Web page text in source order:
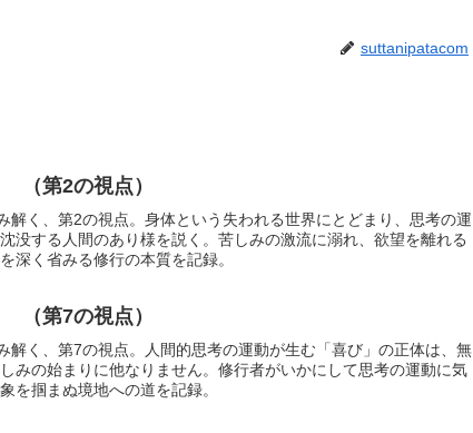
suttanipatacom
第2の視点）
解く、第2の視点。身体という失われる世界にとどまり、思考の運
没する人間のあり様を説く。苦しみの激流に溺れ、欲望を離れる
深く省みる修行の本質を記録。
第7の視点）
解く、第7の視点。人間的思考の運動が生む「喜び」の正体は、無
みの始まりに他なりません。修行者がいかにして思考の運動に気
を掴まぬ境地への道を記録。